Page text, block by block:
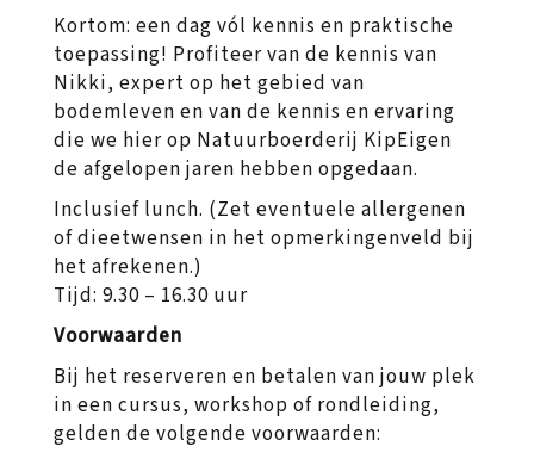
Kortom: een dag vól kennis en praktische
toepassing! Profiteer van de kennis van
Nikki, expert op het gebied van
bodemleven en van de kennis en ervaring
die we hier op Natuurboerderij KipEigen
de afgelopen jaren hebben opgedaan.
Inclusief lunch. (Zet eventuele allergenen
of dieetwensen in het opmerkingenveld bij
het afrekenen.)
Tijd: 9.30 – 16.30 uur
Voorwaarden
Bij het reserveren en betalen van jouw plek
in een cursus, workshop of rondleiding,
gelden de volgende voorwaarden: